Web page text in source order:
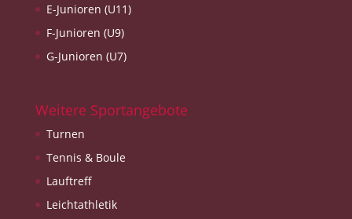
E-Junioren (U11)
F-Junioren (U9)
G-Junioren (U7)
Weitere Sportangebote
Turnen
Tennis & Boule
Lauftreff
Leichtathletik